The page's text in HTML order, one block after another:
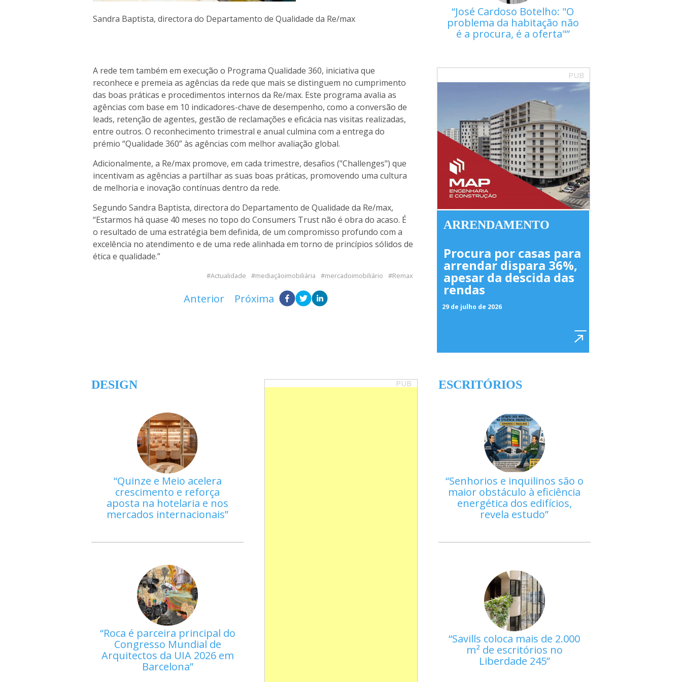
Sandra Baptista, directora do Departamento de Qualidade da Re/max
A rede tem também em execução o Programa Qualidade 360, iniciativa que
reconhece e premeia as agências da rede que mais se distinguem no cumprimento
das boas práticas e procedimentos internos da Re/max. Este programa avalia as
agências com base em 10 indicadores-chave de desempenho, como a conversão de
leads, retenção de agentes, gestão de reclamações e eficácia nas visitas realizadas,
entre outros. O reconhecimento trimestral e anual culmina com a entrega do
prémio “Qualidade 360” às agências com melhor avaliação global.
Adicionalmente, a Re/max promove, em cada trimestre, desafios ("Challenges") que
incentivam as agências a partilhar as suas boas práticas, promovendo uma cultura
de melhoria e inovação contínuas dentro da rede.
Segundo Sandra Baptista, directora do Departamento de Qualidade da Re/max,
“Estarmos há quase 40 meses no topo do Consumers Trust não é obra do acaso. É
o resultado de uma estratégia bem definida, de um compromisso profundo com a
excelência no atendimento e de uma rede alinhada em torno de princípios sólidos de
ética e qualidade.”
Actualidade mediaçãoimobiliária mercadoimobiliário Remax
Anterior Próxima
José Cardoso Botelho: "O
problema da habitação não
é a procura, é a oferta"
PUB
ARRENDAMENTO
Procura por casas para
arrendar dispara 36%,
apesar da descida das
rendas
29 de julho de 2026
DESIGN
Quinze e Meio acelera
crescimento e reforça
aposta na hotelaria e nos
mercados internacionais
Roca é parceira principal do
Congresso Mundial de
Arquitectos da UIA 2026 em
Barcelona
PUB ESCRITÓRIOS
Senhorios e inquilinos são o
maior obstáculo à eficiência
energética dos edifícios,
revela estudo
Savills coloca mais de 2.000
m² de escritórios no
Liberdade 245